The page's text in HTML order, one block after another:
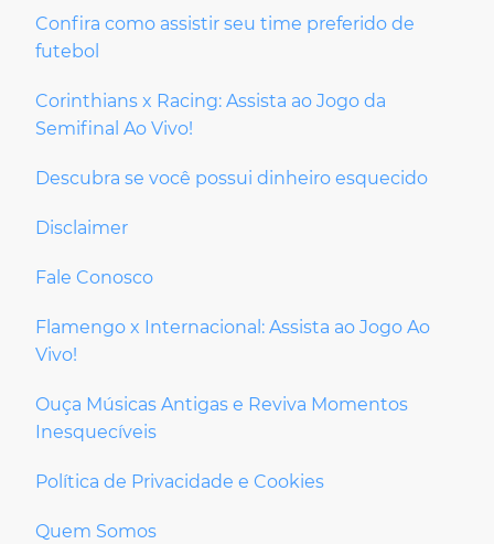
Confira como assistir seu time preferido de
futebol
Corinthians x Racing: Assista ao Jogo da
Semifinal Ao Vivo!
Descubra se você possui dinheiro esquecido
Disclaimer
Fale Conosco
Flamengo x Internacional: Assista ao Jogo Ao
Vivo!
Ouça Músicas Antigas e Reviva Momentos
Inesquecíveis
Política de Privacidade e Cookies
Quem Somos